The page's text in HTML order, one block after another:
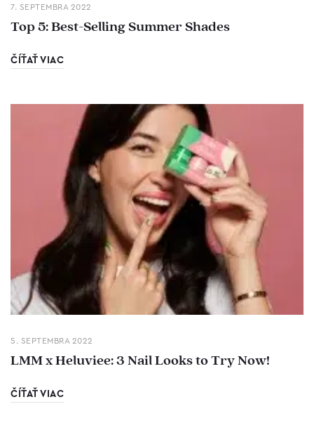
7. SEPTEMBRA 2022
Top 5: Best-Selling Summer Shades
ČÍŤAŤ VIAC
5. SEPTEMBRA 2022
LMM x Heluviee: 3 Nail Looks to Try Now!
ČÍŤAŤ VIAC